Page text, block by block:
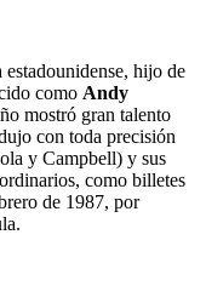
hijo de
como Andy
mostró gran talento
con toda precisión
y Campbell) y sus
como billetes
de 1987, por